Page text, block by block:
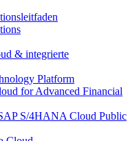
& integrierte
Platform
for Advanced Financial
S/4HANA Cloud Public